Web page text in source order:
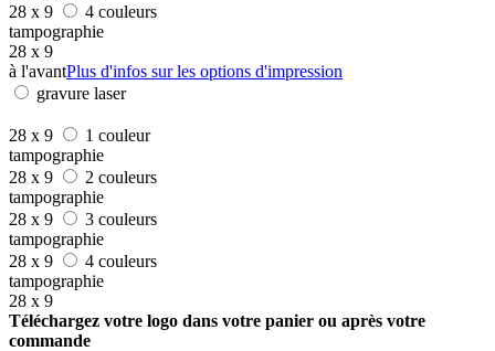
28 x 9
4 couleurs
tampographie
28 x 9
à l'avantPlus d'infos sur les options d'impression
gravure laser
28 x 9
1 couleur
tampographie
28 x 9
2 couleurs
tampographie
28 x 9
3 couleurs
tampographie
28 x 9
4 couleurs
tampographie
28 x 9
Téléchargez votre logo dans votre panier ou après votre
commande